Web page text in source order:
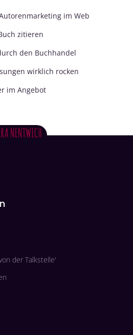
im Web
zitieren
den Buchhandel
wirklich rocken
im Angebot
der Talkstelle'